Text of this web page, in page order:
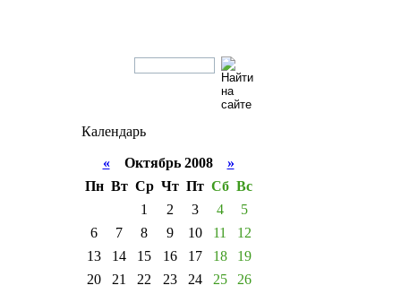
Календарь
«Октябрь 2008 »
Пн Вт Ср Чт Пт Сб Вс
1
2 3 4
5
6
7 8 9 10 11
12
13
14 15 16 17 18
19
20
21 22 23 24 25
26